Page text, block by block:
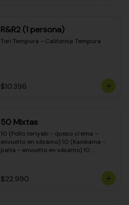
R&R2 (1 persona)
Tori Tempura - California Tempura
$10.396
50 Mixtas
10 (Pollo teriyaki - queso crema -
envuelto en sésamo) 10 (Kanikama -
palta - envuelto en sésamo) 10
cebollín - envuelto en masa tempura)
10 (Pimentón - queso crema - cebollín
$22.990